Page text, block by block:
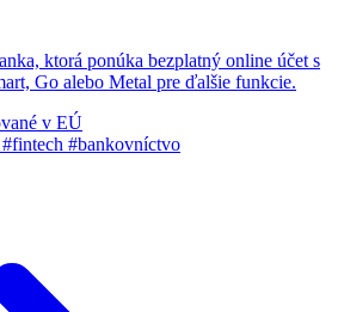
ktorá ponúka bezplatný online účet s
Go alebo Metal pre ďalšie funkcie.
v EÚ
#fintech #bankovníctvo